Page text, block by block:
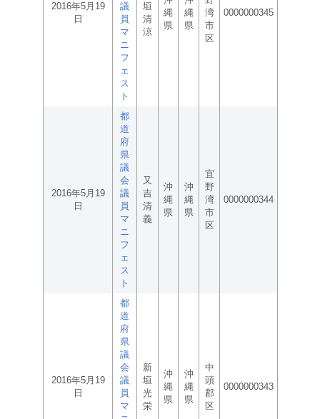
2016年5月19
日
議
員
マ
ニ
フ
ェ
ス
ト
垣
清
涼
縄
県
縄
県
湾
市
区
0000000345
2016年5月19
日
都
道
府
県
議
会
議
員
マ
ニ
フ
ェ
ス
ト
又
吉
清
義
沖
縄
県
沖
縄
県
宜
野
湾
市
区
0000000344
2016年5月19
日
都
道
府
県
議
会
議
員
マ
新
垣
光
栄
沖
縄
県
沖
縄
県
中
頭
郡
区
0000000343